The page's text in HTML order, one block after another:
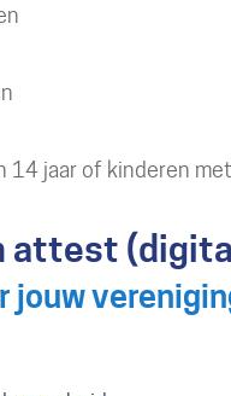
14 jaar of kinderen
attest
jouw